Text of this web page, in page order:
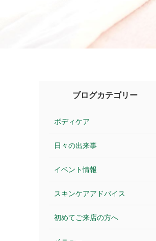
ブログカテゴリー
ボディケア
日々の出来事
イベント情報
スキンケアアドバイス
初めてご来店の方へ